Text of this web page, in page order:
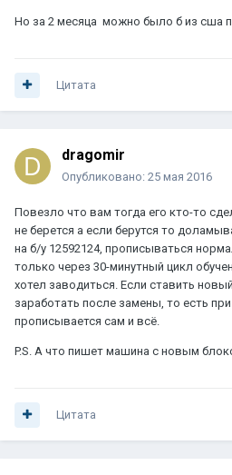
Но за 2 месяца можно было б из сша
Цитата
dragomir
Опубликовано: 25 мая 2016
Повезло что вам тогда его кто-то
не берется а если берутся то
на б/у 12592124, прописываться
только через 30-минутный цикл
хотел заводиться. Если ставить
заработать после замены, то есть
прописывается сам и всё.
P.S. А что пишет машина с новым
Цитата